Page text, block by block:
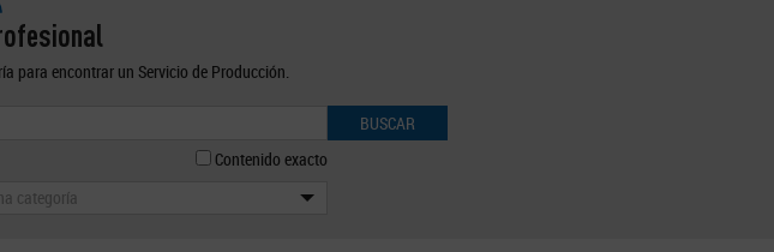
para encontrar un Servicio de Producción.
BUSCAR
Contenido exacto
categoría